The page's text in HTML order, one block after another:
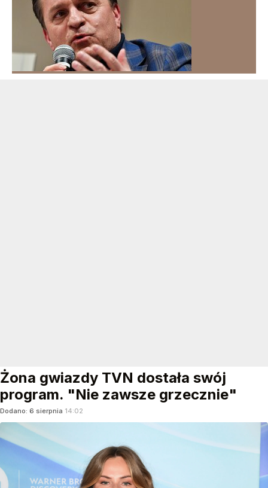
Żona gwiazdy TVN dostała swój
program. "Nie zawsze grzecznie"
Dodano: 6 sierpnia 14:02